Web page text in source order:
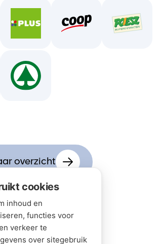
overzicht
cookies
inhoud en
functies voor
verkeer te
over sitegebruik